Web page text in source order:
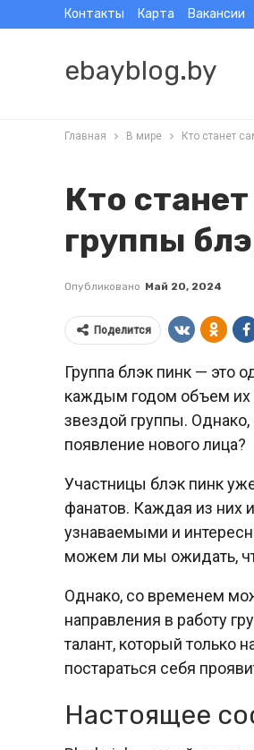
Контакты Карта Вакансии
ebayblog.by
Главная В мире Кто станет
Кто
группы
Опубликовано Май 20, 2024
Поделится
Группа блэк пинк — это
каждым годом объем их
звездой группы.
появление нового лица?
Участницы блэк пинк
фанатов. Каждая из них
узнаваемыми и
можем ли мы ожидать,
Однако, со временем
направления в работу
талант, который только
постараться себя
Настоящее